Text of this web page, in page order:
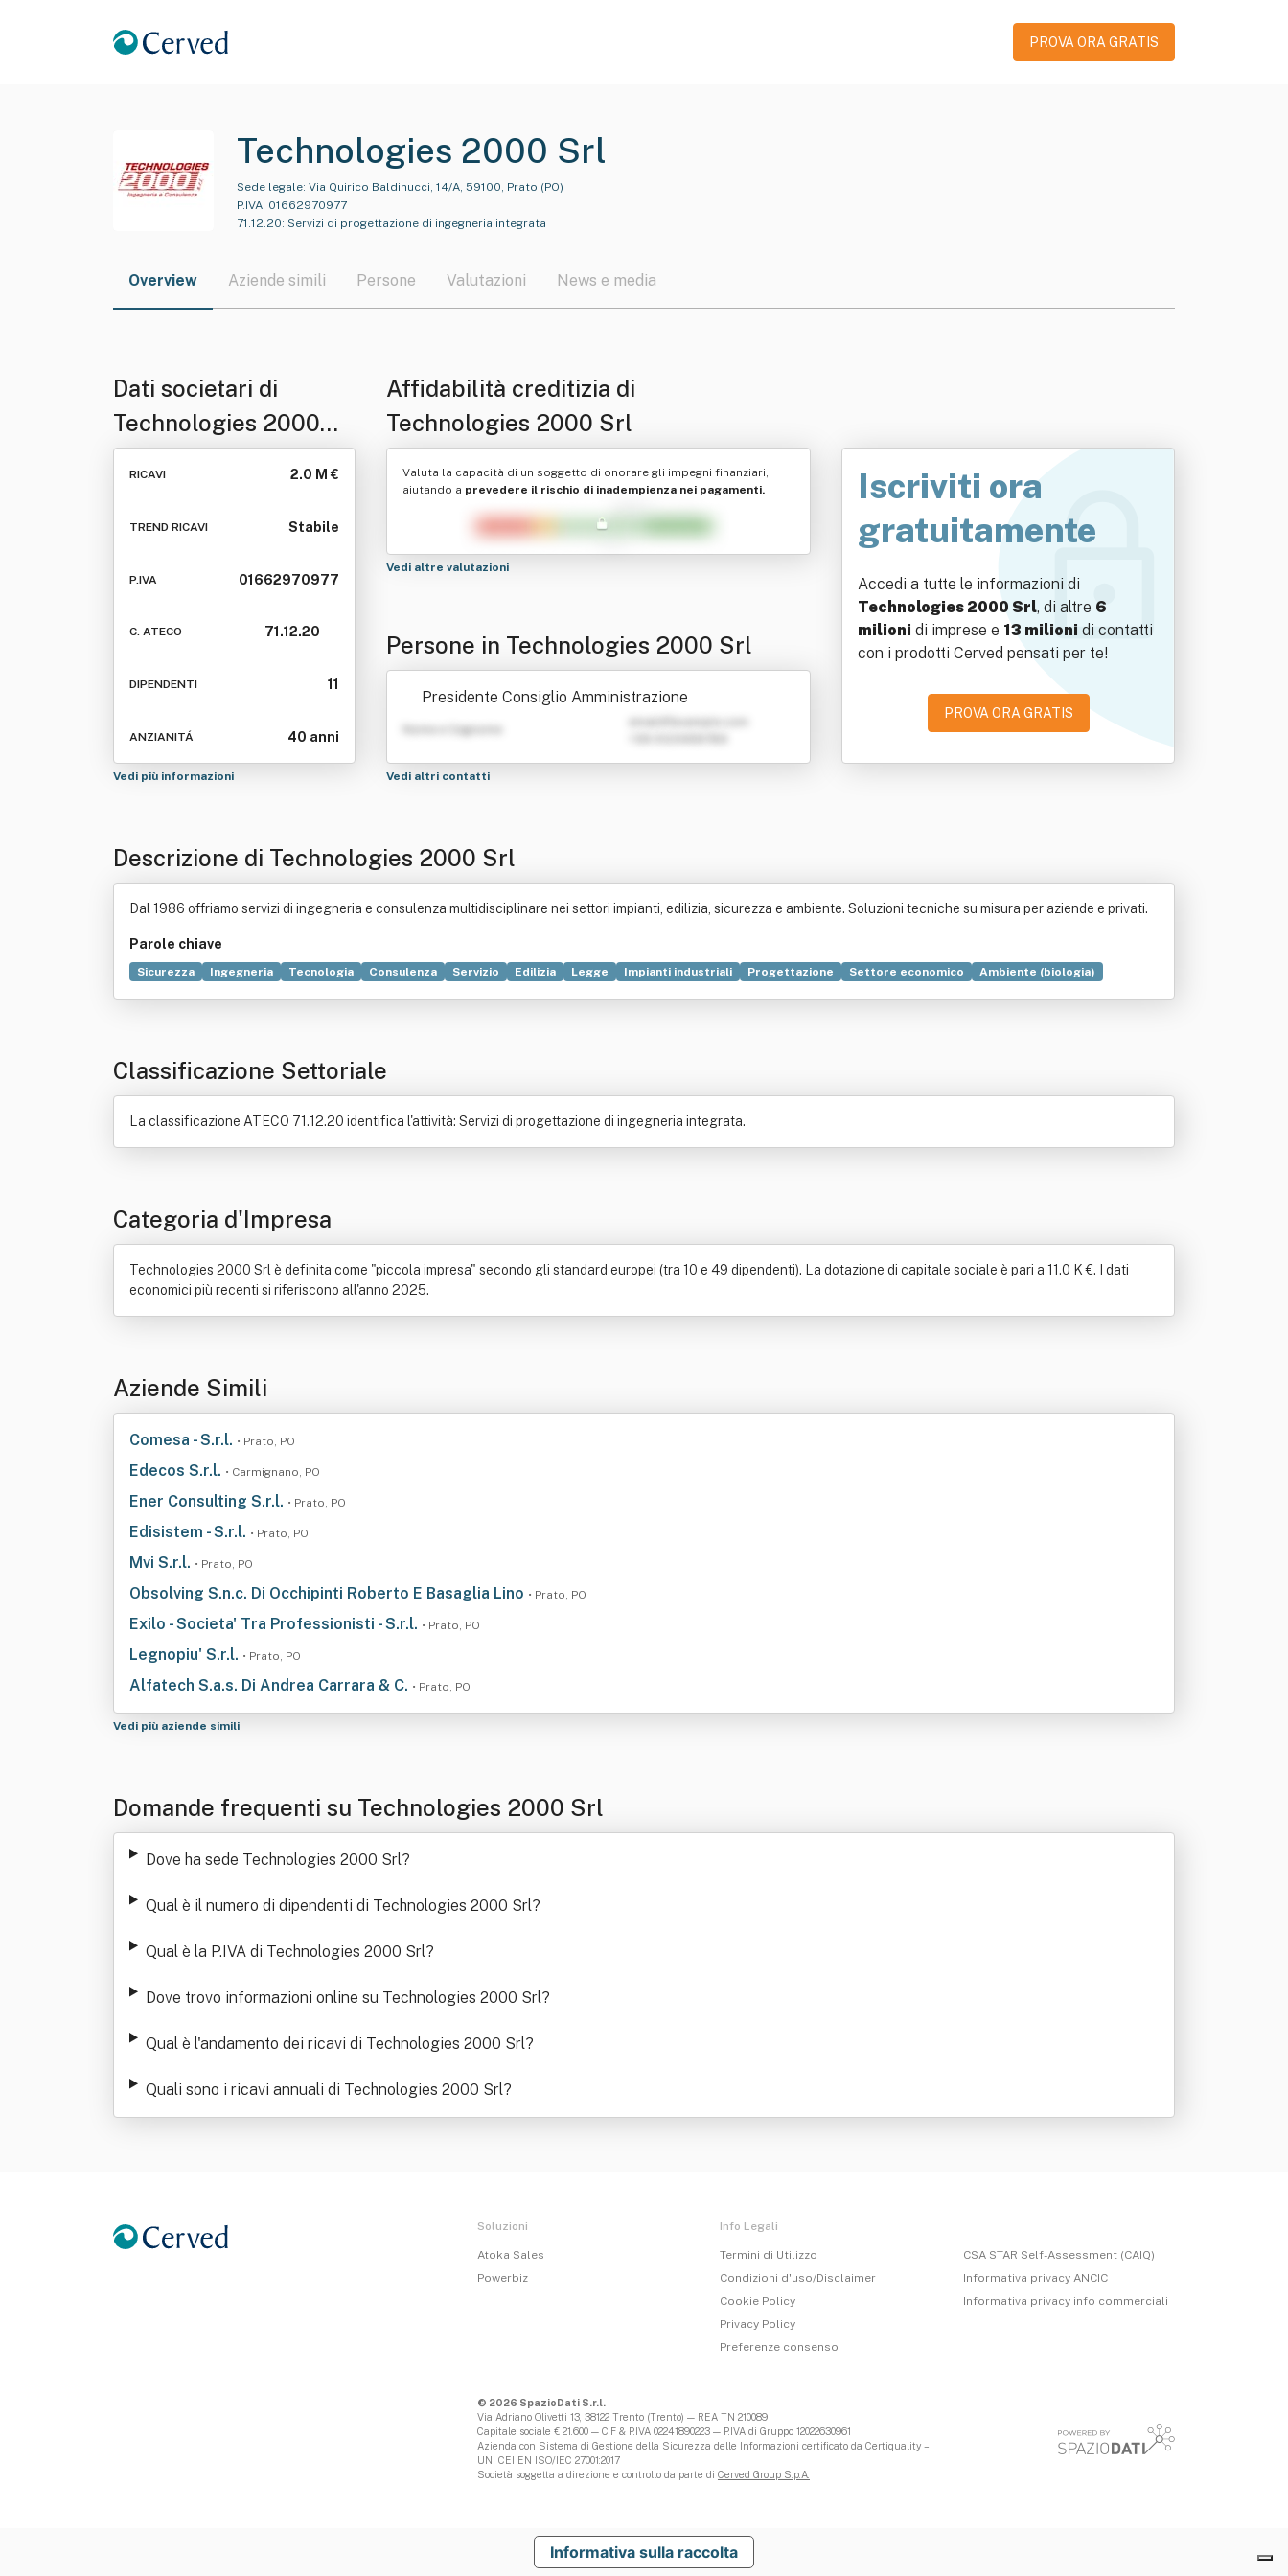
PROVA ORA GRATIS
Technologies 2000 Srl
Sede legale: Via Quirico Baldinucci, 14/A, 59100, Prato (PO)
P.IVA: 01662970977
71.12.20: Servizi di progettazione di ingegneria integrata
Overview Aziende simili Persone Valutazioni News e media
Dati societari di
Technologies 2000
Srl
RICAVI 2.0 M €
TREND RICAVI Stabile
P.IVA 01662970977
C. ATECO 71.12.20
DIPENDENTI 11
ANZIANITÁ 40 anni
Vedi più informazioni
Affidabilità creditizia di
Technologies 2000 Srl
Valuta la capacità di un soggetto di onorare gli impegni finanziari,
aiutando a prevedere il rischio di inadempienza nei pagamenti.
Vedi altre valutazioni
Persone in Technologies 2000 Srl
Presidente Consiglio Amministrazione
Nome e Cognome
Vedi altri contatti
Iscriviti ora
gratuitamente
Accedi a tutte le informazioni di
Technologies 2000 Srl, di altre 6
milioni di imprese e 13 milioni di contatti
con i prodotti Cerved pensati per te!
PROVA ORA GRATIS
Descrizione di Technologies 2000 Srl
Dal 1986 offriamo servizi di ingegneria e consulenza multidisciplinare nei settori impianti, edilizia, sicurezza e ambiente. Soluzioni tecniche su misura per aziende e privati.
Parole chiave
Sicurezza Ingegneria Tecnologia Consulenza Servizio Edilizia Legge Impianti industriali Progettazione Settore economico
Ambiente (biologia)
Classificazione Settoriale
La classificazione ATECO 71.12.20 identifica l'attività: Servizi di progettazione di ingegneria integrata.
Categoria d'Impresa
Technologies 2000 Srl è definita come "piccola impresa" secondo gli standard europei (tra 10 e 49 dipendenti). La dotazione di capitale sociale è pari a 11.0 K €. I dati
economici più recenti si riferiscono all'anno 2025.
Aziende Simili
Comesa - S.r.l. • Prato, PO
Edecos S.r.l. • Carmignano, PO
Ener Consulting S.r.l. • Prato, PO
Edisistem - S.r.l. • Prato, PO
Mvi S.r.l. • Prato, PO
Obsolving S.n.c. Di Occhipinti Roberto E Basaglia Lino • Prato, PO
Exilo - Societa' Tra Professionisti - S.r.l. • Prato, PO
Legnopiu' S.r.l. • Prato, PO
Alfatech S.a.s. Di Andrea Carrara & C. • Prato, PO
Vedi più aziende simili
Domande frequenti su Technologies 2000 Srl
Dove ha sede Technologies 2000 Srl?
Qual è il numero di dipendenti di Technologies 2000 Srl?
Qual è la P.IVA di Technologies 2000 Srl?
Dove trovo informazioni online su Technologies 2000 Srl?
Qual è l'andamento dei ricavi di Technologies 2000 Srl?
Quali sono i ricavi annuali di Technologies 2000 Srl?
Soluzioni
Atoka Sales
Powerbiz
Info Legali
Termini di Utilizzo
Condizioni d'uso/Disclaimer
Cookie Policy
Privacy Policy
Preferenze consenso
CSA STAR Self-Assessment (CAIQ)
Informativa privacy ANCIC
Informativa privacy info commerciali
© 2026 SpazioDati S.r.l.
Via Adriano Olivetti 13, 38122 Trento (Trento) — REA TN 210089
Capitale sociale € 21.600 — C.F & P.IVA 02241890223 — P.IVA di Gruppo 12022630961
Azienda con Sistema di Gestione della Sicurezza delle Informazioni certificato da Certiquality –
UNI CEI EN ISO/IEC 27001:2017
Società soggetta a direzione e controllo da parte di Cerved Group S.p.A.
Informativa sulla raccolta